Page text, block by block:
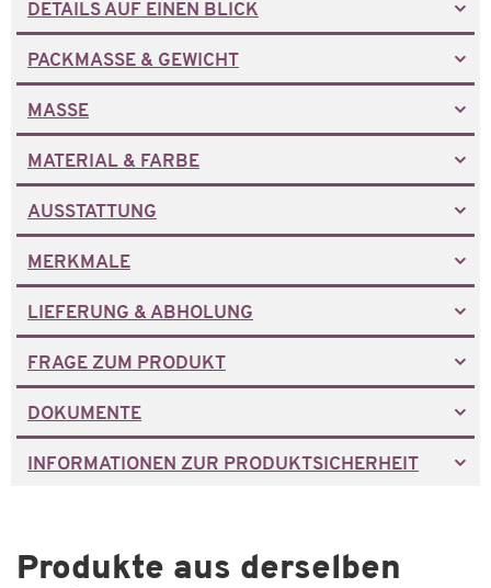
DETAILS AUF EINEN BLICK
PACKMASSE & GEWICHT
MASSE
MATERIAL & FARBE
AUSSTATTUNG
MERKMALE
LIEFERUNG & ABHOLUNG
FRAGE ZUM PRODUKT
DOKUMENTE
INFORMATIONEN ZUR PRODUKTSICHERHEIT
Produkte aus derselben